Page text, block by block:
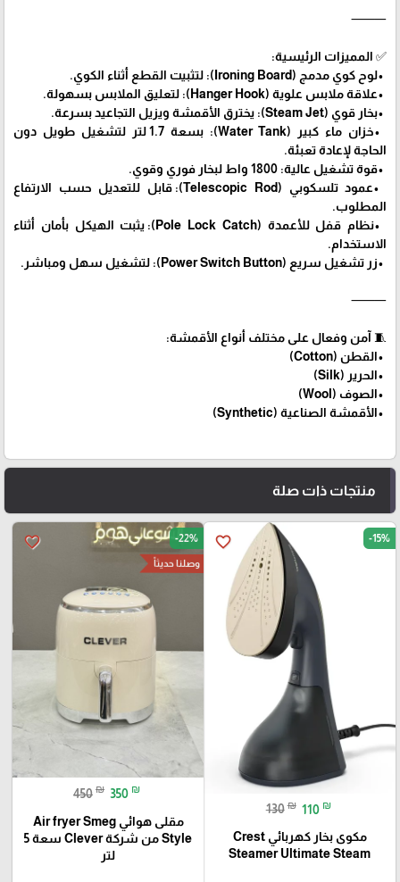
⸻
✅ المميزات الرئيسية:
•لوح كوي مدمج (Ironing Board): لتثبيت القطع أثناء الكوي.
•علاقة ملابس علوية (Hanger Hook): لتعليق الملابس بسهولة.
•بخار قوي (Steam Jet): يخترق الأقمشة ويزيل التجاعيد بسرعة.
•خزان ماء كبير (Water Tank): بسعة 1.7 لتر لتشغيل طويل دون
الحاجة لإعادة تعبئة.
•قوة تشغيل عالية: 1800 واط لبخار فوري وقوي.
•عمود تلسكوبي (Telescopic Rod): قابل للتعديل حسب الارتفاع
المطلوب.
•نظام قفل للأعمدة (Pole Lock Catch): يثبت الهيكل بأمان أثناء
الاستخدام.
•زر تشغيل سريع (Power Switch Button): لتشغيل سهل ومباشر.
⸻
🧵 آمن وفعال على مختلف أنواع الأقمشة:
•القطن (Cotton)
•الحرير (Silk)
•الصوف (Wool)
•الأقمشة الصناعية (Synthetic)
منتجات ذات صلة
favorite_border -15%
130 ₪ 110 ₪
مكوى بخار كهربائي Crest
Steamer Ultimate Steam
favorite_border -22%
وصلنا حديثاً
450 ₪ 350 ₪
مقلى هوائي Air fryer Smeg
Style من شركة Clever سعة 5
لتر